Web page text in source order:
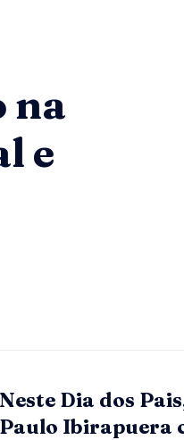
na
e
Neste Dia dos
Paulo Ibirapuera